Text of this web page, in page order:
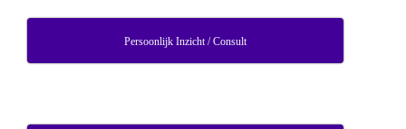
Persoonlijk Inzicht / Consult